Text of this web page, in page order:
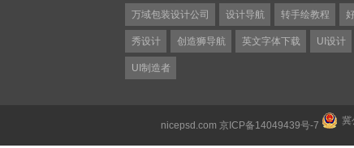
万域包装设计公司 设计导航 转手绘教程
秀设计 创造狮导航 英文字体下载 UI设计
UI制造者
nicepsd.com 京ICP备14049439号-7 冀